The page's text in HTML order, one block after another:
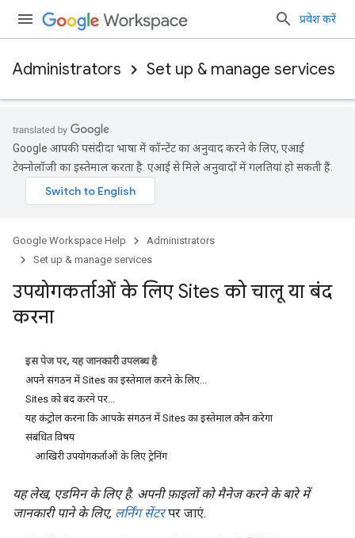
प्रवेश करें
Administrators Set up & manage services
Google आपकी पसंदीदा भाषा में कॉन्टेंट का अनुवाद करने के लिए, एआई
टेक्नोलॉजी का इस्तेमाल करता है. एआई से मिले अनुवादों में गलतियां हो सकती हैं.
Google Workspace Help
Administrators
Set up & manage services
उपयोगकर्ताओं के लिए Sites को चालू या बंद
करना
इस पेज पर, यह जानकारी उपलब्ध है
अपने संगठन में Sites का इस्तेमाल करने के लिए...
Sites को बंद करने पर...
यह कंट्रोल करना कि आपके संगठन में Sites का इस्तेमाल कौन करेगा
संबंधित विषय
आखिरी उपयोगकर्ताओं के लिए ट्रेनिंग
यह लेख, एडमिन के लिए है. अपनी फ़ाइलों को मैनेज करने के बारे में
जानकारी पाने के लिए, लर्निंग सेंटरपर जाएं.